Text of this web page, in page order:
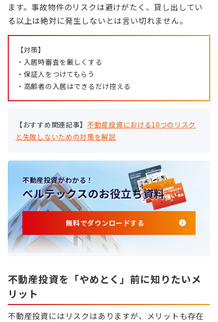
ます。事故物件のリスクは避けがたく、貸し出してい
る以上は絶対に発生しないとは言い切れません。
【対策】
・入居時審査を厳しくする
・保証人をつけてもらう
・高齢者の入居はできるだけ控える
【おすすめ関連記事】 不動産投資における10つのリスク
と失敗しないための対策を解説
不動産投資がわかる！
ベルテックスのお役立ち資料
無料でダウンロードする
不動産投資を「やめとく」前に知りたいメ
リット
不動産投資にはリスクはありますが、メリットも存在